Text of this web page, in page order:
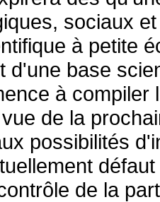
sociaux
à petite
d'une base
à
de la
possibilités
de la